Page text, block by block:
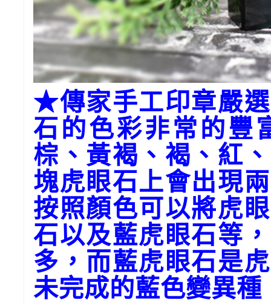
★傳家手工印章嚴
石的色彩非常的豐
棕、黃褐、褐、紅
塊虎眼石上會出現
按照顏色可以將虎
石以及藍虎眼石等
多，而藍虎眼石是
未完成的藍色變異